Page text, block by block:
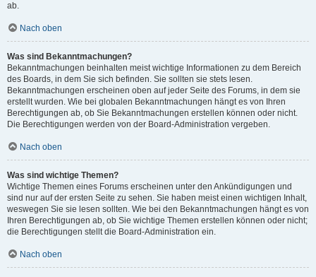
ab.
Nach oben
Was sind Bekanntmachungen?
Bekanntmachungen beinhalten meist wichtige Informationen zu dem Bereich
des Boards, in dem Sie sich befinden. Sie sollten sie stets lesen.
Bekanntmachungen erscheinen oben auf jeder Seite des Forums, in dem sie
erstellt wurden. Wie bei globalen Bekanntmachungen hängt es von Ihren
Berechtigungen ab, ob Sie Bekanntmachungen erstellen können oder nicht.
Die Berechtigungen werden von der Board-Administration vergeben.
Nach oben
Was sind wichtige Themen?
Wichtige Themen eines Forums erscheinen unter den Ankündigungen und
sind nur auf der ersten Seite zu sehen. Sie haben meist einen wichtigen Inhalt,
weswegen Sie sie lesen sollten. Wie bei den Bekanntmachungen hängt es von
Ihren Berechtigungen ab, ob Sie wichtige Themen erstellen können oder nicht;
die Berechtigungen stellt die Board-Administration ein.
Nach oben